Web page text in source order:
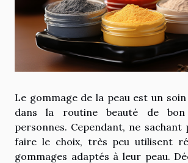
Le gommage de la peau est un
dans la routine beauté de
personnes. Cependant, ne sachant
faire le choix, très peu utilisent
gommages adaptés à leur peau.